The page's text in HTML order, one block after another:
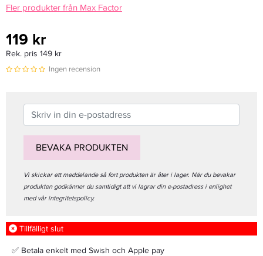
Fler produkter från Max Factor
119 kr
Rek. pris 149 kr
Ingen recension
BEVAKA PRODUKTEN
Vi skickar ett meddelande så fort produkten är åter i lager. När du bevakar
produkten godkänner du samtidigt att vi lagrar din e-postadress i enlighet
med vår integritetspolicy.
Tillfälligt slut
✅ Betala enkelt med Swish och Apple pay